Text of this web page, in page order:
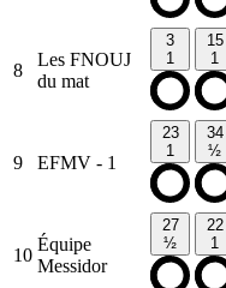
8
Les FNOUJ
du mat
3
1
15
1
9 EFMV - 1
23
1
34
½
10
Équipe
Messidor
27
½
22
1